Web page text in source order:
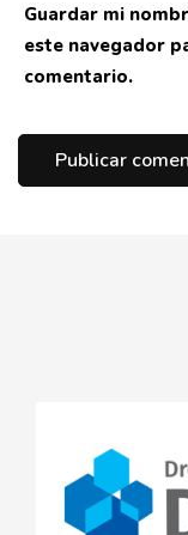
Guardar mi
este navegador
comentario.